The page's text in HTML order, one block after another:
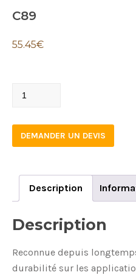
C89
55.45€
C89
DEMANDER UN DEVIS
Description
Description
Reconnue depuis
durabilité sur les